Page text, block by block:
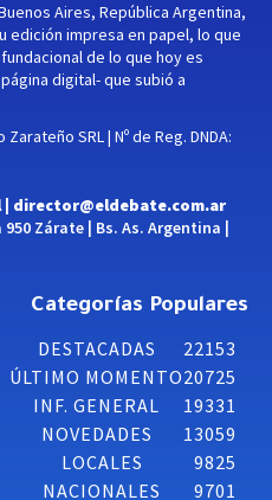
Aires, República Argentina,
edición impresa en papel, lo que
de lo que hoy es
digital- que subió a
Zarateño SRL | Nº de Reg. DNDA:
| director@eldebate.com.ar
Zárate | Bs. As. Argentina |
Categorías Populares
DESTACADAS
22153
ÚLTIMO MOMENTO20725
INF. GENERAL
19331
NOVEDADES
13059
LOCALES
9825
NACIONALES
9701